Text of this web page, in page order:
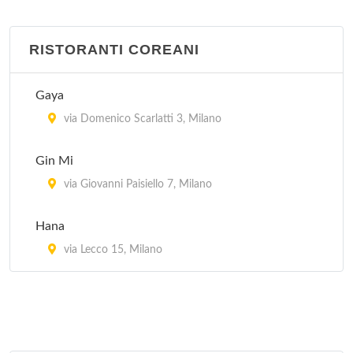
Jubin
Kota Radja
Lon Fon
Mei Lin
via San Giovanni sul Muro 13, Milano
RISTORANTI COREANI
Gaya
via Domenico Scarlatti 3, Milano
Gin Mi
via Giovanni Paisiello 7, Milano
Hana
via Lecco 15, Milano